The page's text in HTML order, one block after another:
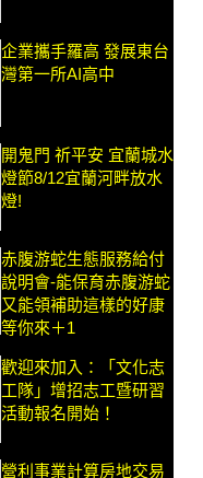
企業攜手羅高 發展東台
灣第一所AI高中
開鬼門 祈平安 宜蘭城水
燈節8/12宜蘭河畔放水
燈!
赤腹游蛇生態服務給付
說明會-能保育赤腹游蛇
又能領補助這樣的好康
等你來＋1
歡迎來加入：「文化志
工隊」增招志工暨研習
活動報名開始！
營利事業計算房地交易